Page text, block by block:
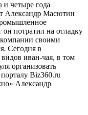
и четыре года
Александр Масютин
он потратил на отладку
компании своими
Сегодня в
иван-чая, в том
организовать
Biz360.ru
Александр